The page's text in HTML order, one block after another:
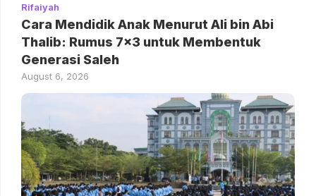
Rifaiyah
Cara Mendidik Anak Menurut Ali bin Abi
Thalib: Rumus 7×3 untuk Membentuk
Generasi Saleh
August 6, 2026